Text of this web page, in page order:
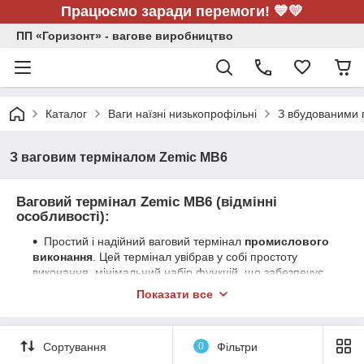
Працюємо заради перемоги! 💙💛
ПП «Горизонт» - вагове виробництво
Каталог Ваги наїзні низькопрофільні З вбудованими
З ваговим терміналом Zemic MB6
Ваговий термінал Zemic MB6 (відмінні
особливості):
Простий і надійний ваговий термінал промислового
виконання . Цей термінал увібрав у собі простоту
виконання, мінімальний набір функцій, що забезпечує
високу надійність при тривалому використанні.
підсвіткою цифр червоного кольору.
Показати все
Сортування 0 Фільтри